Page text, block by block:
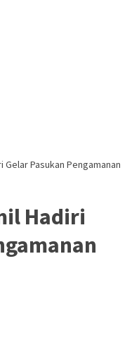
Gelar Pasukan Pengamanan
Hadiri